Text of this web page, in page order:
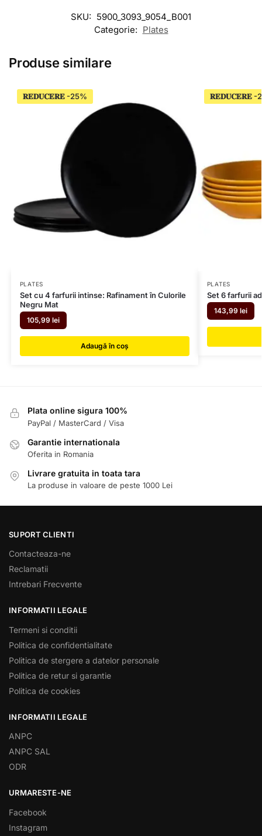
SKU: 5900_3093_9054_B001
Categorie: Plates
Produse similare
𝐑𝐄𝐃𝐔𝐂𝐄𝐑𝐄
PLATES
Set cu 4 farfurii intinse: Rafinament în Culorile
Negru Mat
105,99 lei
Adaugă în coș
𝐑𝐄𝐃𝐔𝐂𝐄𝐑𝐄
PLATES
Set 6 farfurii
143,99 lei
Plata online sigura 100%
PayPal / MasterCard / Visa
Garantie internationala
Oferita in Romania
Livrare gratuita in toata tara
La produse in valoare de peste 1000 Lei
SUPORT CLIENTI
Contacteaza-ne
Reclamatii
Intrebari Frecvente
INFORMATII LEGALE
Termeni si conditii
Politica de confidentialitate
Politica de stergere a datelor personale
Politica de retur si garantie
Politica de cookies
INFORMATII LEGALE
ANPC
ANPC SAL
ODR
URMARESTE-NE
Facebook
Instagram